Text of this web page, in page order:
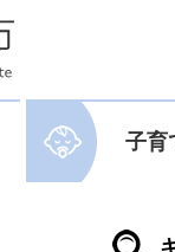
子育